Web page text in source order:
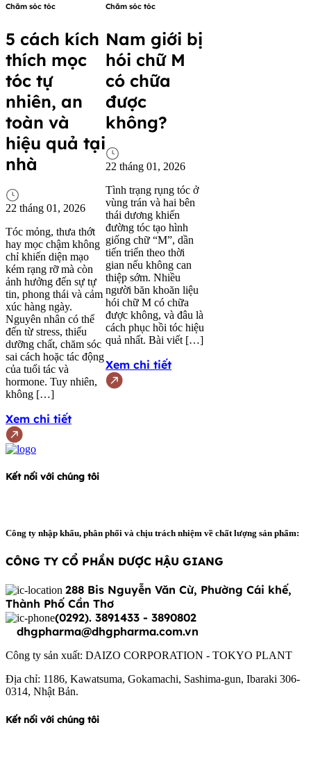
Chăm sóc tóc
5 cách kích
thích mọc
tóc tự
nhiên, an
toàn và
hiệu quả tại
nhà
22 tháng 01, 2026
Tóc mỏng, thưa thớt
hay mọc chậm không
chỉ khiến diện mạo
kém rạng rỡ mà còn
ảnh hưởng đến sự tự
tin, phong thái và cảm
xúc hàng ngày.
Nguyên nhân có thể
đến từ stress, thiếu
dưỡng chất, chăm sóc
sai cách hoặc tác động
của tuổi tác và
hormone. Tuy nhiên,
không […]
Xem chi tiết
Chăm sóc tóc
Nam giới bị
hói chữ M
có chữa
được
không?
22 tháng 01, 2026
Tình trạng rụng tóc ở
vùng trán và hai bên
thái dương khiến
đường tóc tạo hình
giống chữ “M”, dần
tiến triển theo thời
gian nếu không can
thiệp sớm. Nhiều
người băn khoăn liệu
hói chữ M có chữa
được không, và đâu là
cách phục hồi tóc hiệu
quả nhất. Bài viết […]
Xem chi tiết
Kết nối với chúng tôi
Công ty nhập khẩu, phân phối và chịu trách nhiệm về chất lượng sản phẩm:
CÔNG TY CỔ PHẦN DƯỢC HẬU GIANG
288 Bis Nguyễn Văn Cừ, Phường Cái khế,
Thành Phố Cần Thơ
(0292). 3891433 - 3890802
dhgpharma@dhgpharma.com.vn
Công ty sản xuất: DAIZO CORPORATION - TOKYO PLANT
Địa chỉ: 1186, Kawatsuma, Gokamachi, Sashima-gun, Ibaraki 306-
0314, Nhật Bản.
Kết nối với chúng tôi